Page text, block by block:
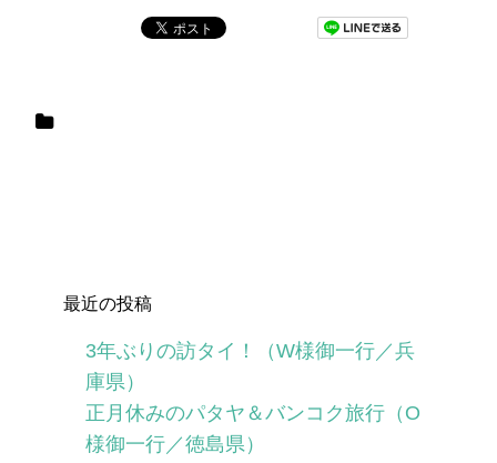
最近の投稿
3年ぶりの訪タイ！（W様御一行／兵
庫県）
正月休みのパタヤ＆バンコク旅行（O
様御一行／徳島県）